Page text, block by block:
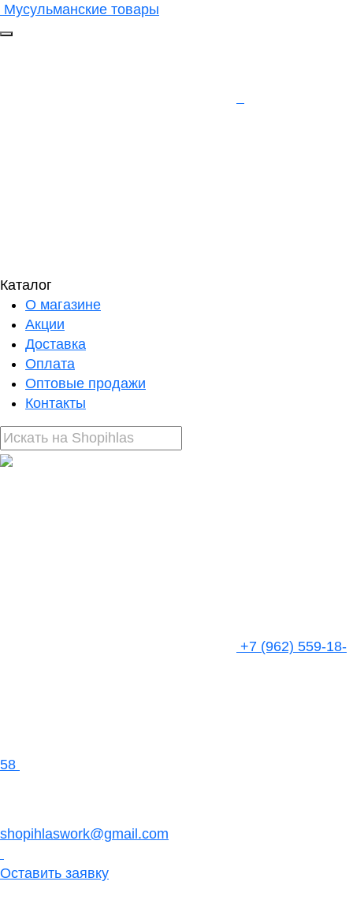
Мусульманские товары
Каталог
О магазине
Акции
Доставка
Оплата
Оптовые продажи
Контакты
+7 (962) 559-18-
58
shopihlaswork@gmail.com
Оставить заявку